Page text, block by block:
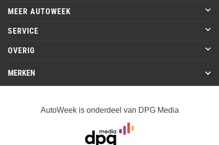
MEER AUTOWEEK
SERVICE
OVERIG
MERKEN
AutoWeek is onderdeel van DPG Media